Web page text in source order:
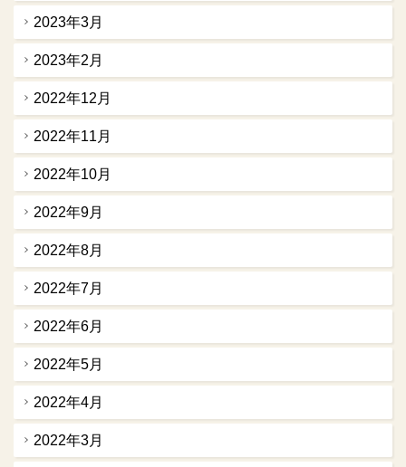
2023年3月
2023年2月
2022年12月
2022年11月
2022年10月
2022年9月
2022年8月
2022年7月
2022年6月
2022年5月
2022年4月
2022年3月